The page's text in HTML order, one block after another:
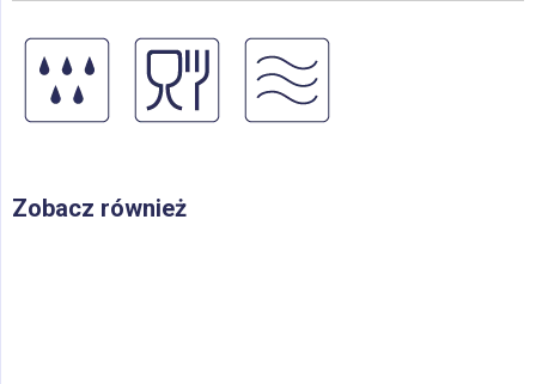
Zobacz również